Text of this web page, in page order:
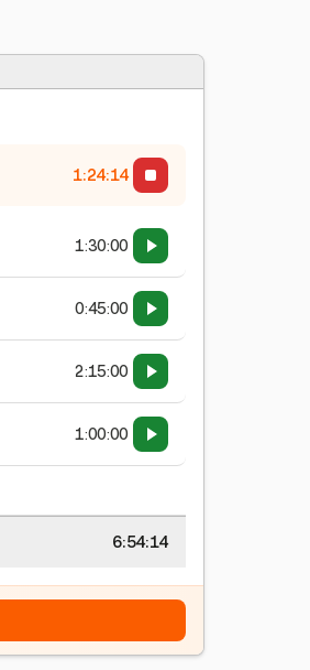
1:24:15
1:30:00
0:45:00
2:15:00
1:00:00
6:54:15